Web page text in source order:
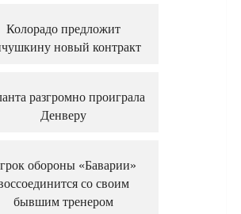
Колорадо предложит
новый контракт
разгромно проиграла
Денверу
обороны «Баварии»
со своим
бывшим тренером